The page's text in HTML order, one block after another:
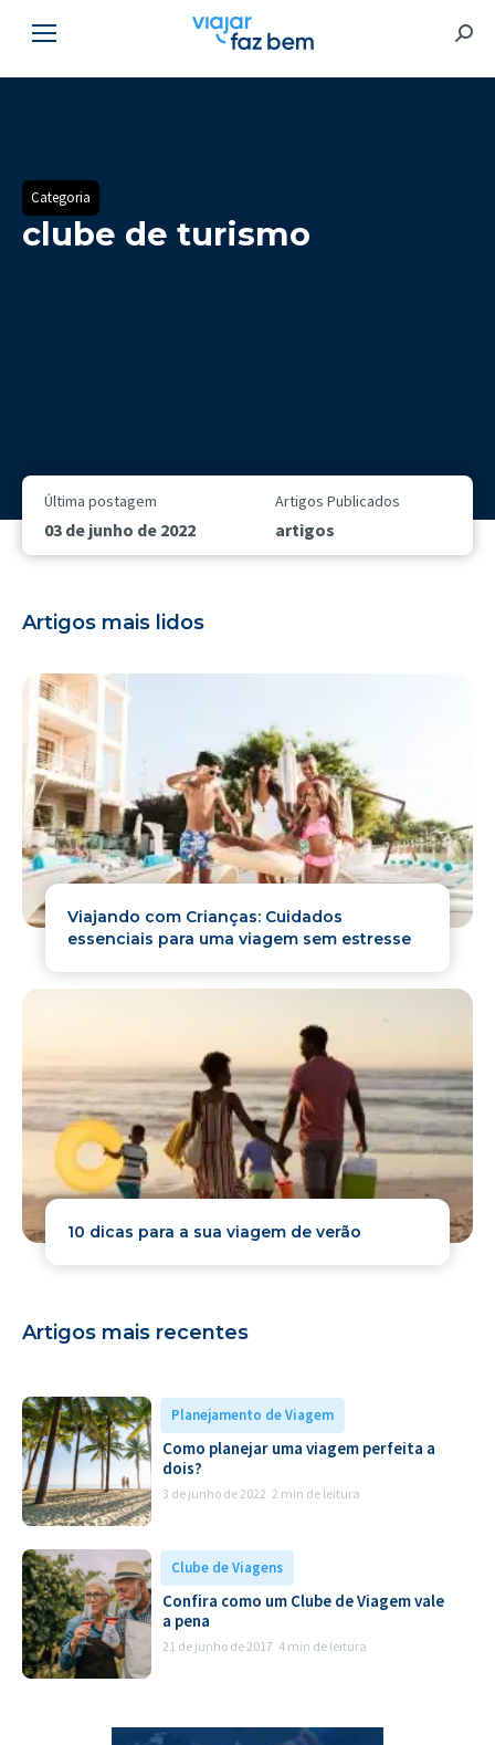
Categoria
clube de turismo
Última postagem
03 de junho de 2022
Artigos Publicados
artigos
Artigos mais lidos
Viajando com Crianças: Cuidados
essenciais para uma viagem sem estresse
10 dicas para a sua viagem de verão
Artigos mais recentes
Planejamento de Viagem
Como planejar uma viagem perfeita a
dois?
3 de junho de 2022 2 min de leitura
Clube de Viagens
Confira como um Clube de Viagem vale
a pena
21 de junho de 2017 4 min de leitura